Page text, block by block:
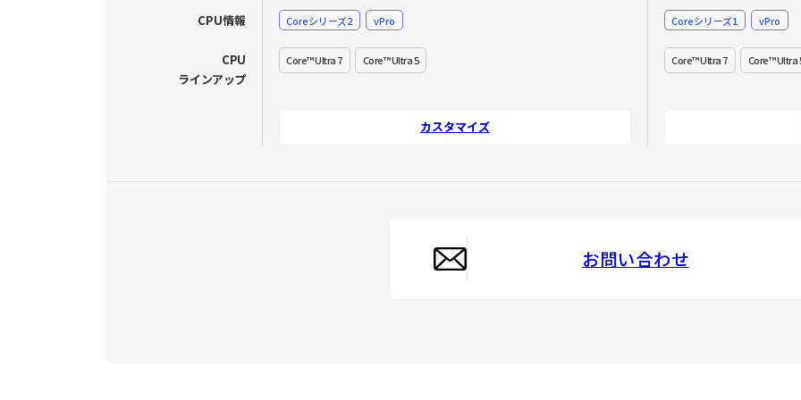
CPU情報 Coreシリーズ2 vPro Coreシリーズ1 vPro
CPU
ラインアップ
Core™ Ultra 7 Core™ Ultra 5 Core™ Ultra 7 Core™ Ultra
カスタマイズ
お問い合わせ